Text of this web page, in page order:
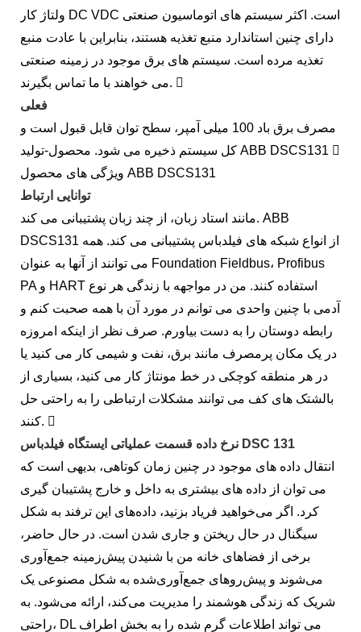
ولتاژ کار DC VDC است. اکثر سیستم های اتوماسیون صنعتی
دارای چنین استاندارد منبع تغذیه هستند، بنابراین با عادت منبع
تغذیه مرده است. سیستم های برق موجود در زمینه صنعتی
می خواهند با ما تماس بگیرند. 
فعلی
مصرف برق باد 100 میلی آمپر، سطح توان قابل قبول است و
کل سیستم ذخیره می شود. محصول-تولید ABB DSCS131 
ویژگی های محصول ABB DSCS131
توانایی ارتباط
مانند استاد زبان، از چند زبان پشتیبانی می کند. ABB
DSCS131 از انواع شبکه های فیلدباس پشتیبانی می کند. همه
می توانند از آنها به عنوان Foundation Fieldbus، Profibus
PA و HART استفاده کنند. من در مواجهه با زندگی هر نوع
آدمی با چنین واحدی می توانم در مورد آن با همه صحبت کنم و
رابطه دوستان را به دست بیاورم. صرف نظر از اینکه امروزه
در یک مکان پرمصرف مانند برق، نفت و شیمی کار می کنید یا
در هر منطقه کوچکی در خط مونتاژ کار می کنید، بسیاری از
بالشتک های کف می توانند مشکلات ارتباطی را به راحتی حل
کنند. 
نرخ داده قسمت عملیاتی ایستگاه فیلدباس DSC 131
انتقال داده های موجود در چنین زمان کوتاهی، بدیهی است که
می توان از داده های بیشتری به داخل و خارج پشتیبان گیری
کرد. اگر می‌خواهید فریاد بزنید، داده‌های این ترفند به شکل
سیگنال در حال ریختن و جاری شدن است. در حال حاضر،
برخی از فضاهای خانه من با شنیدن پیش‌زمینه جمع‌آوری
می‌شوند و پیش‌روهای جمع‌آوری‌شده به شکل مصنوعی یک
شریک که زندگی هوشمند را مدیریت می‌کند، ارائه می‌شود. به
راحتی، DL می تواند اطلاعات گرم شده را به بخش اطراف